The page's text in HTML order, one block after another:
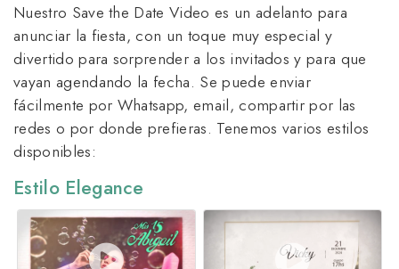
Nuestro Save the Date Video es un adelanto para
anunciar la fiesta, con un toque muy especial y
divertido para sorprender a los invitados y para que
vayan agendando la fecha. Se puede enviar
fácilmente por Whatsapp, email, compartir por las
redes o por donde prefieras. Tenemos varios estilos
disponibles:
Estilo Elegance